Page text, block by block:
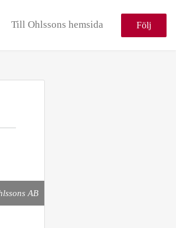
Till Ohlssons hemsida Följ
AB